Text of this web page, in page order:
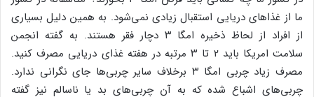
ما از غذاهای دریایی استقبال زیادی نمی‌شود. به همین دلیل بسیاری
از افراد از لحاظ ذخیره امگا ۳ دچار فقر هستند. به گفته انجمن
سلامت امریکا باید ۲ تا ۳ مرتبه در هفته غذای دریایی مصرف کنید.
مصرف زیاد چربی امگا ۳ برخلاف سایر چربی‌ها جای نگرانی ندارد.
چربی‌های اشباع شده که به آن چربی‌های بد یا ناسالم نیز گفته